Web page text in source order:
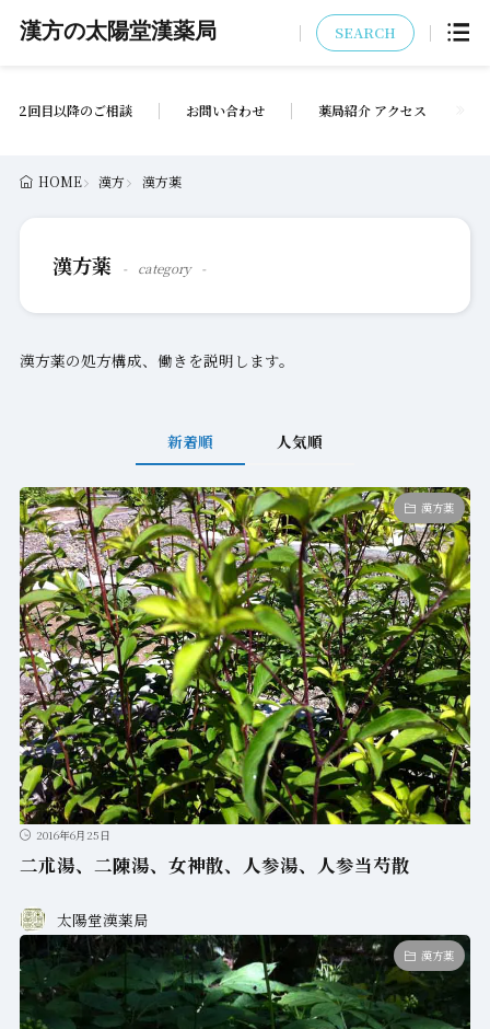
漢方の太陽堂漢薬局 SEARCH
2回目以降のご相談 お問い合わせ 薬局紹介 アクセス
HOME 漢方 漢方薬
漢方薬 category
漢方薬の処方構成、働きを説明します。
新着順 人気順
漢方薬
2016年6月25日
二朮湯、二陳湯、女神散、人参湯、人参当芍散
太陽堂漢薬局
漢方薬